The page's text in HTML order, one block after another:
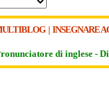
| INSEGNARE
di inglese -